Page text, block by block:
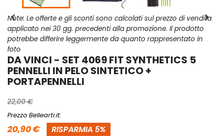
 
Note: Le offerte e gli sconti sono calcolati sul prezzo di vendita
applicato nei 30 gg. precedenti alla promozione. Il prodotto
potrebbe differire leggermente da quanto rappresentato in
foto
DA VINCI - SET 4069 FIT SYNTHETICS 5
PENNELLI IN PELO SINTETICO +
PORTAPENNELLI
22,00 €
Prezzo Bellearti.it:
20,90 € RISPARMIA 5%